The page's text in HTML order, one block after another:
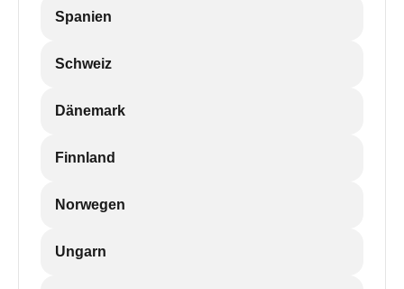
Spanien
Schweiz
Dänemark
Finnland
Norwegen
Ungarn